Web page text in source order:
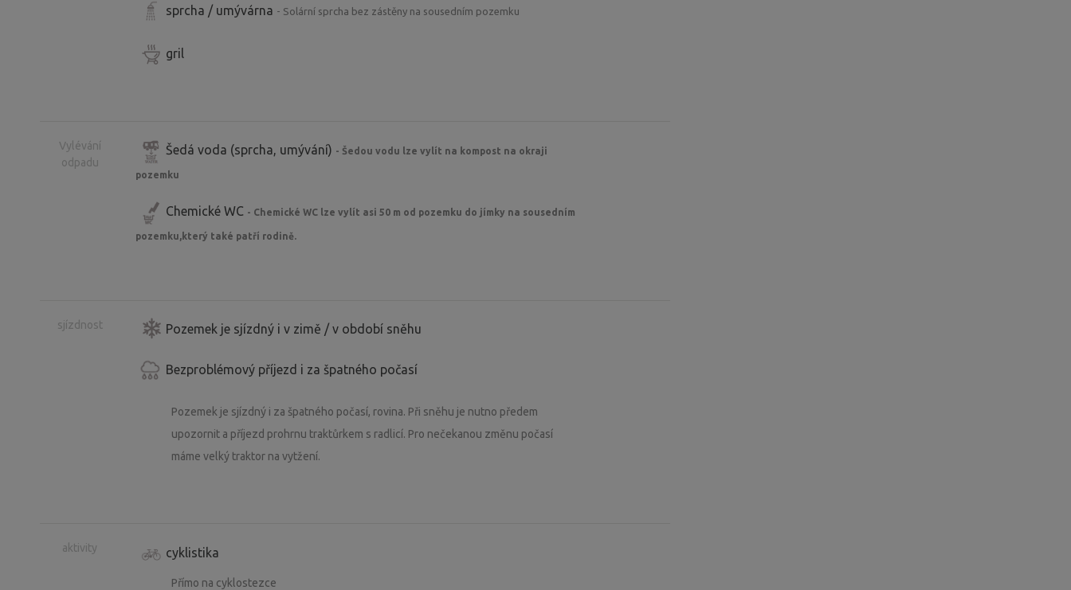
sprcha / umývárna - Solární sprcha bez zástěny na sousedním pozemku
gril
Vylévání
odpadu
Šedá voda (sprcha, umývání) - Šedou vodu lze vylít na kompost na okraji
pozemku
Chemické WC - Chemické WC lze vylít asi 50 m od pozemku do jímky na sousedním
pozemku,který také patří rodině.
sjízdnost Pozemek je sjízdný i v zimě / v období sněhu
Bezproblémový příjezd i za špatného počasí
Pozemek je sjízdný i za špatného počasí, rovina. Při sněhu je nutno předem
upozornit a příjezd prohrnu traktůrkem s radlicí. Pro nečekanou změnu počasí
máme velký traktor na vytžení.
aktivity cyklistika
Přímo na cyklostezce